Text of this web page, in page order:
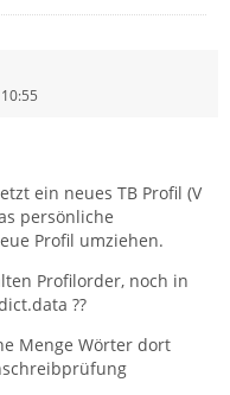
ein neues TB Profil (V
persönliche
Profil umziehen.
Profilorder, noch in
??
Menge Wörter dort